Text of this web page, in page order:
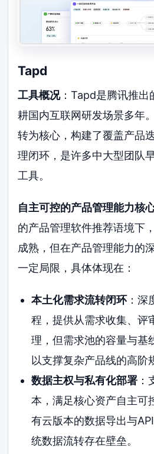
Tapd
工具概况：Tapd是腾讯推出
耕国内互联网研发场景多年
转为核心，构建了覆盖产品
理闭环，是许多中大型团队
工具。
自主可控的产品管理能力核
的产品管理软件推荐语境下
成熟，但在产品管理能力的
一定局限，具体体现在：
本土化需求流转闭环：深
程，提供从需求收集、评
理，但需求池的容量与基
以支撑复杂产品线的高阶
数据主权与私有化部署：
本，满足核心资产自主可
有云版本的数据导出与
统数据流转存在壁垒。